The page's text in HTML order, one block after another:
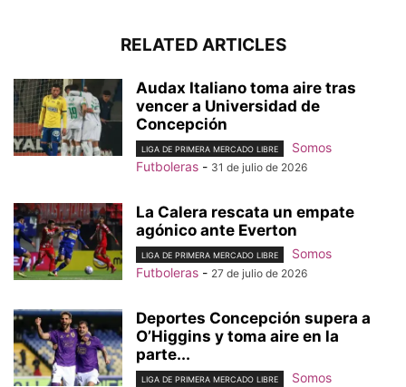
RELATED ARTICLES
Audax Italiano toma aire tras
vencer a Universidad de
Concepción
LIGA DE PRIMERA MERCADO LIBRE
Somos
Futboleras - 31 de julio de 2026
La Calera rescata un empate
agónico ante Everton
LIGA DE PRIMERA MERCADO LIBRE
Somos
Futboleras - 27 de julio de 2026
Deportes Concepción supera a
O’Higgins y toma aire en la
parte...
LIGA DE PRIMERA MERCADO LIBRE
Somos